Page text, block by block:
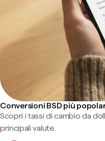
Conversioni BSD più
Scopri i tassi di cambio da
principali valute.